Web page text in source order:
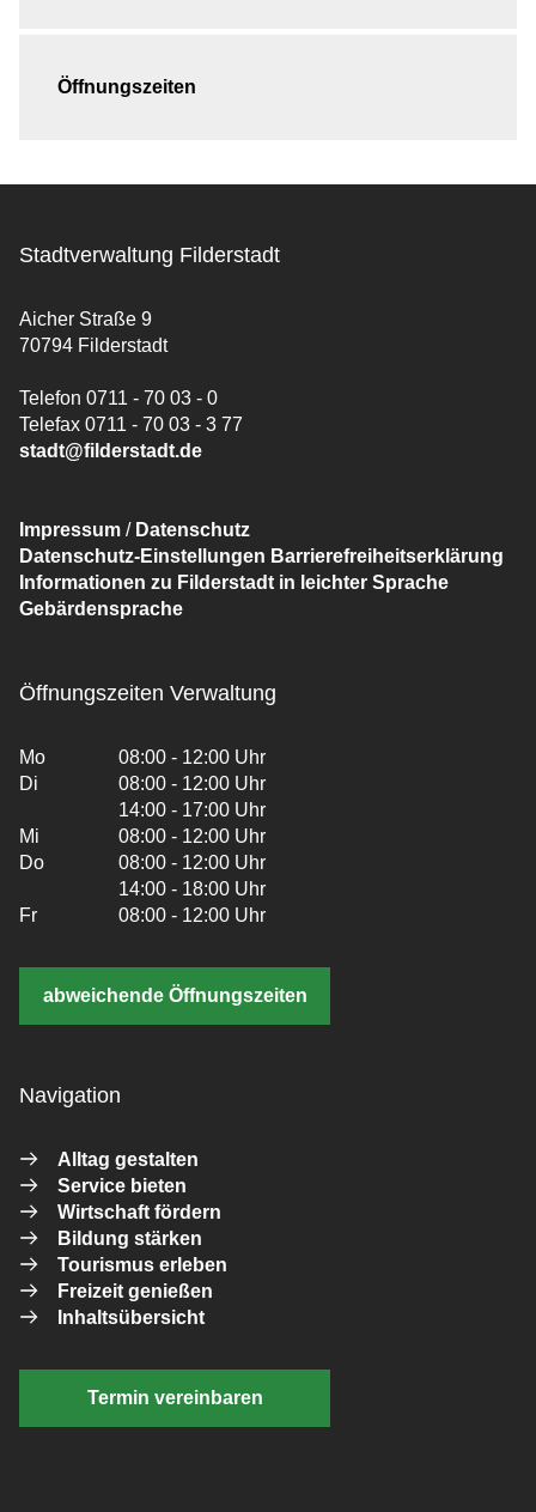
Öffnungszeiten
Stadtverwaltung Filderstadt
Aicher Straße 9
70794 Filderstadt
Telefon 0711 - 70 03 - 0
Telefax 0711 - 70 03 - 3 77
stadt@filderstadt.de
Impressum / Datenschutz
Datenschutz-Einstellungen Barrierefreiheitserklärung
Informationen zu Filderstadt in leichter Sprache
Gebärdensprache
Öffnungszeiten Verwaltung
Mo
08:00 - 12:00 Uhr
Di
08:00 - 12:00 Uhr
14:00 - 17:00 Uhr
Mi
08:00 - 12:00 Uhr
Do
08:00 - 12:00 Uhr
14:00 - 18:00 Uhr
Fr
08:00 - 12:00 Uhr
abweichende Öffnungszeiten
Navigation
Alltag gestalten
Service bieten
Wirtschaft fördern
Bildung stärken
Tourismus erleben
Freizeit genießen
Inhaltsübersicht
Termin vereinbaren